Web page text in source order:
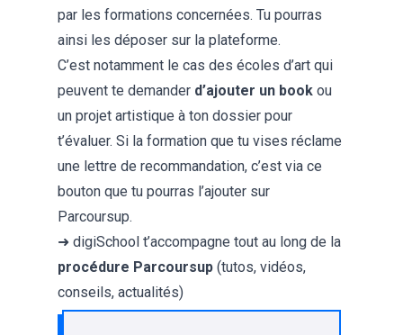
par les formations concernées. Tu pourras
ainsi les déposer sur la plateforme.
C’est notamment le cas des écoles d’art qui
peuvent te demander d’ajouter un book ou
un projet artistique à ton dossier pour
t’évaluer. Si la formation que tu vises réclame
une lettre de recommandation, c’est via ce
bouton que tu pourras l’ajouter sur
Parcoursup.
➜ digiSchool t’accompagne tout au long de la
procédure Parcoursup (tutos, vidéos,
conseils, actualités)